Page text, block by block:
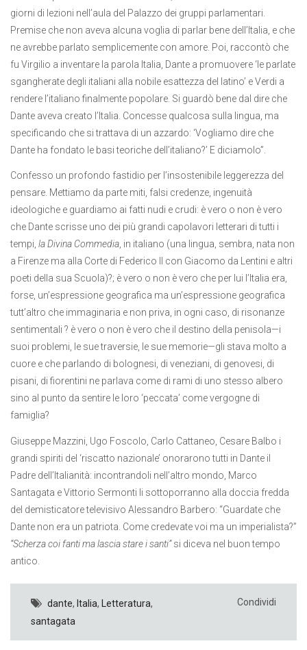
giorni di lezioni nell’aula del Palazzo dei gruppi parlamentari.
Premise che non aveva alcuna voglia di parlar bene dell’Italia, e che
ne avrebbe parlato semplicemente con amore. Poi, raccontò che
fu Virgilio a inventare la parola Italia, Dante a promuovere ‘le parlate
sgangherate degli italiani alla nobile esattezza del latino’ e Verdi a
rendere l’italiano finalmente popolare. Si guardò bene dal dire che
Dante aveva creato l’Italia. Concesse qualcosa sulla lingua, ma
specificando che si trattava di un azzardo: ‘Vogliamo dire che
Dante ha fondato le basi teoriche dell’italiano?’ E diciamolo”.
Confesso un profondo fastidio per l’insostenibile leggerezza del
pensare. Mettiamo da parte miti, falsi credenze, ingenuità
ideologiche e guardiamo ai fatti nudi e crudi: è vero o non è vero
che Dante scrisse uno dei più grandi capolavori letterari di tutti i
tempi, la Divina Commedia, in italiano (una lingua, sembra, nata non
a Firenze ma alla Corte di Federico II con Giacomo da Lentini e altri
poeti della sua Scuola)?; è vero o non è vero che per lui l’Italia era,
forse, un’espressione geografica ma un’espressione geografica
tutt’altro che immaginaria e non priva, in ogni caso, di risonanze
sentimentali ? è vero o non è vero che il destino della penisola—i
suoi problemi, le sue traversie, le sue memorie—gli stava molto a
cuore e che parlando di bolognesi, di veneziani, di genovesi, di
pisani, di fiorentini ne parlava come di rami di uno stesso albero
sino al punto da sentire le loro ‘peccata’ come vergogne di
famiglia?
Giuseppe Mazzini, Ugo Foscolo, Carlo Cattaneo, Cesare Balbo i
grandi spiriti del ‘riscatto nazionale’ onorarono tutti in Dante il
Padre dell’Italianità: incontrandoli nell’altro mondo, Marco
Santagata e Vittorio Sermonti li sottoporranno alla doccia fredda
del demisticatore televisivo Alessandro Barbero: “Guardate che
Dante non era un patriota. Come credevate voi ma un imperialista?”
“Scherza coi fanti ma lascia stare i santi”si diceva nel buon tempo
antico.
dante, Italia, Letteratura,
santagata
Condividi